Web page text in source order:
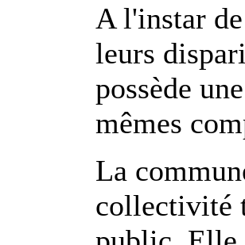
A l'instar
leurs
possède
mêmes
La
collectivité